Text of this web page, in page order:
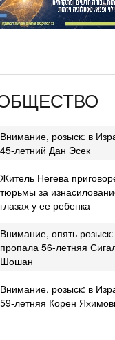
Внимание, розыск: в
45-летний Дан Эсек
Житель Негева
тюрьмы за
глазах у ее ребенка
Внимание, опять
пропала 56-летняя
Шошан
Внимание, розыск: в
59-летняя Корен